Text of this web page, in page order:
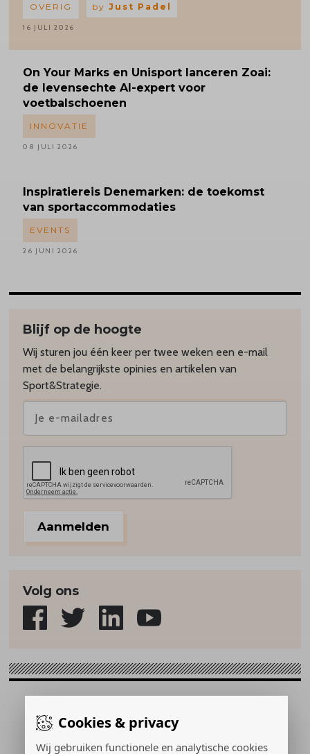
Cookies & privacy
Wij gebruiken functionele en analytische cookies
OVERIG by Just Padel
16 JULI 2026
On Your Marks en Unisport lanceren Zoai:
de levensechte AI-expert voor
voetbalschoenen
INNOVATIE
08 JULI 2026
Inspiratiereis Denemarken: de toekomst
van sportaccommodaties
EVENTS
26 JUNI 2026
Blijf op de hoogte
Wij sturen jou één keer per twee weken een e-mail
met de belangrijkste opinies en artikelen van
Sport&Strategie.
Aanmelden
Volg ons
Gerealiseerd door: